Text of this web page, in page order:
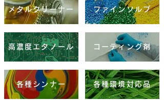
メタルクリーナー
高濃度エタノール
各種シンナー
ファインソルブ
コーティング剤
各種環境対応品